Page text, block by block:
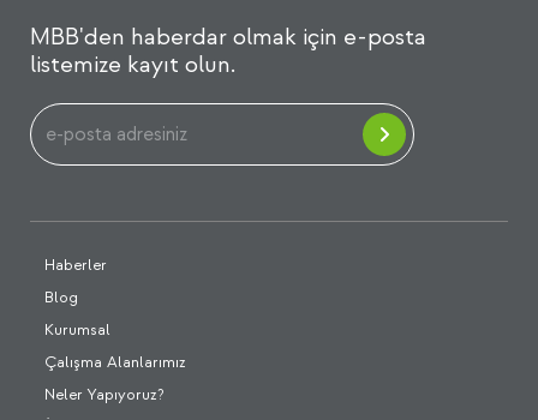
MBB'den haberdar olmak için e-posta
listemize kayıt olun.
Haberler
Blog
Kurumsal
Çalışma Alanlarımız
Neler Yapıyoruz?